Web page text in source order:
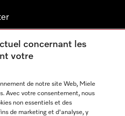
concernant les
votre
de notre site Web, Miele
Avec votre consentement, nous
non essentiels et des
de marketing et d'analyse, y